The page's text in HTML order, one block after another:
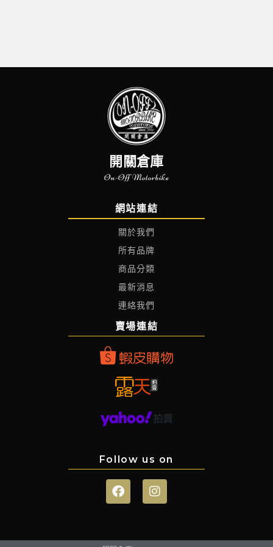
開關倉庫
On-Off Motorbike
網站連結
關於我們
所有品牌
商品分類
最新消息
連絡我們
賣場連結
Follow us on